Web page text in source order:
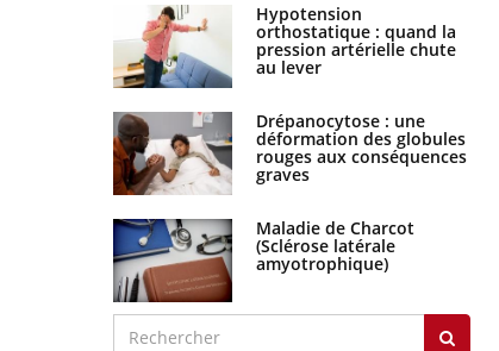
Hypotension
orthostatique : quand la
pression artérielle chute
au lever
Drépanocytose : une
déformation des globules
rouges aux conséquences
graves
Maladie de Charcot
(Sclérose latérale
amyotrophique)